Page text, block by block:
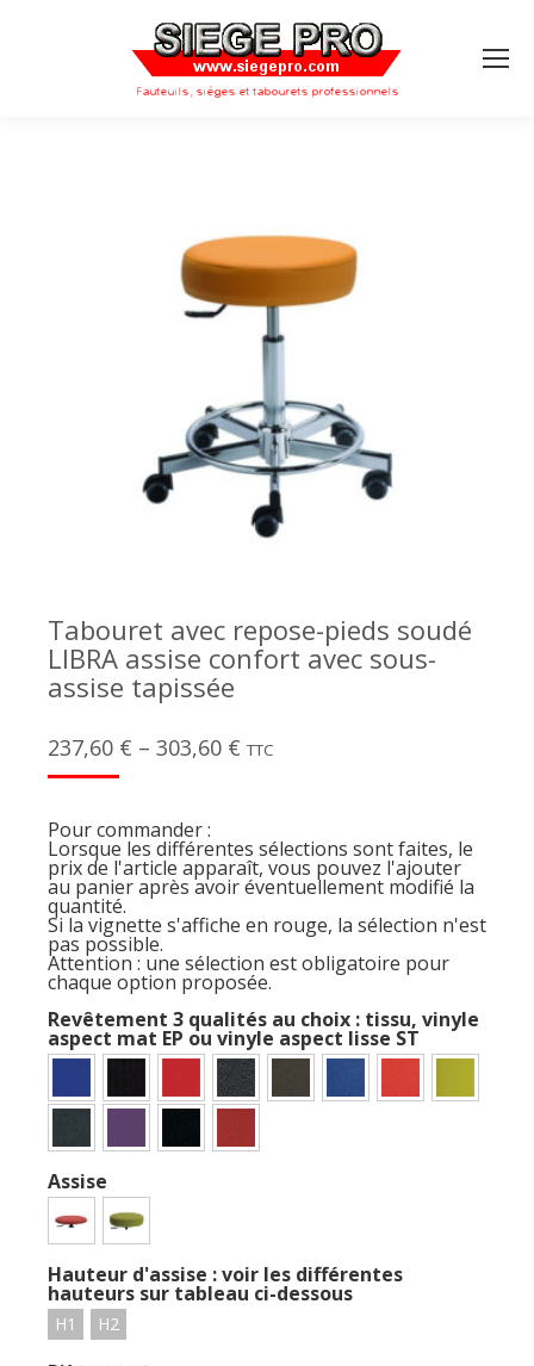
Tabouret avec repose-pieds soudé
LIBRA assise confort avec sous-
assise tapissée
237,60 € – 303,60 € TTC
Pour commander :
Lorsque les différentes sélections sont faites, le
prix de l'article apparaît, vous pouvez l'ajouter
au panier après avoir éventuellement modifié la
quantité.
Si la vignette s'affiche en rouge, la sélection n'est
pas possible.
Attention : une sélection est obligatoire pour
chaque option proposée.
Revêtement 3 qualités au choix : tissu, vinyle
aspect mat EP ou vinyle aspect lisse ST
Assise
Hauteur d'assise : voir les différentes
hauteurs sur tableau ci-dessous
H1 H2